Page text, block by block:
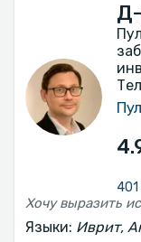
401
Языки: Иврит,